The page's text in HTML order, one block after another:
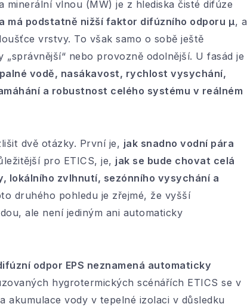
minerální vlnou (MW) je z hlediska čisté difúze
má podstatně nižší faktor difúzního odporu μ, a
vrstvy. To však samo o sobě ještě
„správnější“ nebo provozně odolnější. U fasád je
vodě, nasákavost, rychlost vysychání,
a robustnost celého systému v reálném
dvě otázky. První je, jak snadno vodní pára
pro ETICS, je, jak se bude chovat celá
lokálního zvlhnutí, sezónního vysychání a
druhého pohledu je zřejmé, že vyšší
ale není jediným ani automaticky
odpor EPS neznamená automaticky
hygrotermických scénářích ETICS se v
akumulace vody v tepelné izolaci v důsledku